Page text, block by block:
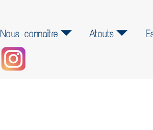
Nous connaitre Atouts